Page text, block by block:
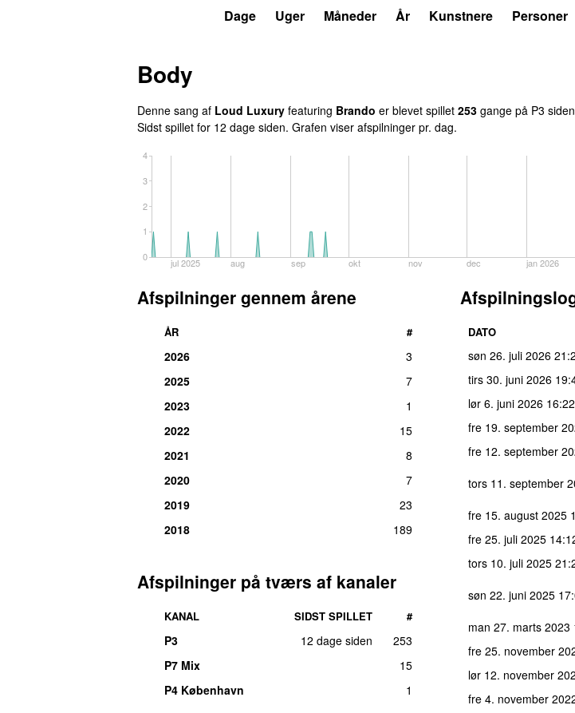
Dage Uger Måneder År Kunstnere Personer
Body
Denne sang af Loud Luxury featuring Brando er blevet spillet 253 gange på P3
Sidst spillet for 12 dage siden. Grafen viser afspilninger pr. dag.
jul 2025 aug sep okt nov dec jan 2026
0
1
2
3
4
Afspilninger gennem årene
ÅR #
2026
3
2025
7
2023
1
2022
15
2021
8
2020
7
2019
23
2018
189
Afspilninger på tværs af kanaler
KANAL SIDST SPILLET #
P3 12 dage siden
253
P7 Mix
15
P4 København
1
DATO
søn 26. juli 2026
tirs 30. juni 2026
lør 6. juni 2026 16:22
fre 19. september
fre 12. september
tors 11. september
fre 15. august 2025
fre 25. juli 2025
tors 10. juli 2025
søn 22. juni 2025
man 27. marts 2023
fre 25. november
lør 12. november
fre 4. november